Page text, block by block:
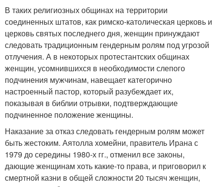
В таких религиозных общинах на территории
соединенных штатов, как римско-католическая церковь и
церковь святых последнего дня, женщин принуждают
следовать традиционным гендерным ролям под угрозой
отлучения. А в некоторых протестантских общинах
женщин, усомнившихся в необходимости слепого
подчинения мужчинам, навещает категорично
настроенный пастор, который разубеждает их,
показывая в библии отрывки, подтверждающие
подчиненное положение женщины.
Наказание за отказ следовать гендерным ролям может
быть жестоким. Аятолла хомейни, правитель Ирана с
1979 до середины 1980-х гг., отменил все законы,
дающие женщинам хоть какие-то права, и приговорил к
смертной казни в общей сложности 20 тысяч женщин,